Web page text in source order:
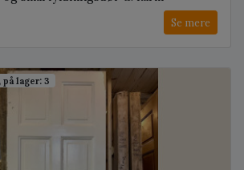
Se mere
på lager: 3